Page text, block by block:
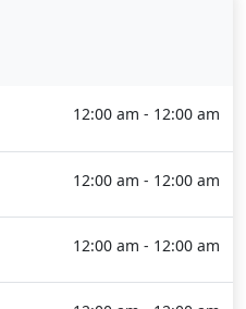
12:00 am - 12:00 am
12:00 am - 12:00 am
12:00 am - 12:00 am